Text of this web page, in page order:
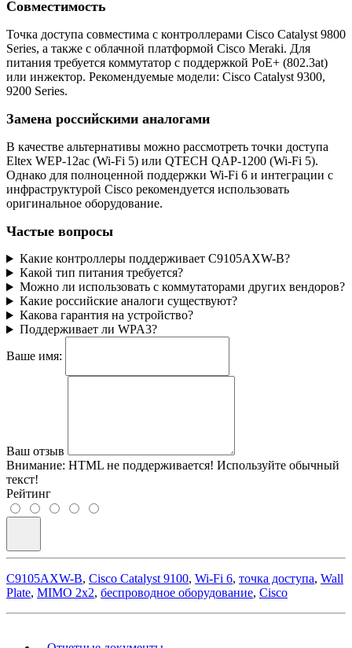
Совместимость
Точка доступа совместима с контроллерами Cisco Catalyst 9800
Series, а также с облачной платформой Cisco Meraki. Для
питания требуется коммутатор с поддержкой PoE+ (802.3at)
или инжектор. Рекомендуемые модели: Cisco Catalyst 9300,
9200 Series.
Замена российскими аналогами
В качестве альтернативы можно рассмотреть точки доступа
Eltex WEP-12ac (Wi-Fi 5) или QTECH QAP-1200 (Wi-Fi 5).
Однако для полноценной поддержки Wi-Fi 6 и интеграции с
инфраструктурой Cisco рекомендуется использовать
оригинальное оборудование.
Частые вопросы
Какие контроллеры поддерживает C9105AXW-B?
Какой тип питания требуется?
Можно ли использовать с коммутаторами других вендоров?
Какие российские аналоги существуют?
Какова гарантия на устройство?
Поддерживает ли WPA3?
Ваше имя:
Ваш отзыв
Внимание: HTML не поддерживается! Используйте обычный
текст!
Рейтинг
C9105AXW-B, Cisco Catalyst 9100, Wi-Fi 6, точка доступа, Wall
Plate, MIMO 2x2, беспроводное оборудование, Cisco